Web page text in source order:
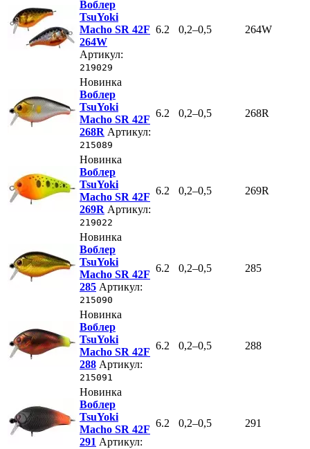
Воблер
TsuYoki
Macho SR 42F
264W
Артикул:
219029
6.2 0,2–0,5 264W
Новинка
Воблер
TsuYoki
Macho SR 42F
268R Артикул:
215089
6.2 0,2–0,5 268R
Новинка
Воблер
TsuYoki
Macho SR 42F
269R Артикул:
219022
6.2 0,2–0,5 269R
Новинка
Воблер
TsuYoki
Macho SR 42F
285 Артикул:
215090
6.2 0,2–0,5 285
Новинка
Воблер
TsuYoki
Macho SR 42F
288 Артикул:
215091
6.2 0,2–0,5 288
Новинка
Воблер
TsuYoki
Macho SR 42F
291 Артикул:
6.2 0,2–0,5 291